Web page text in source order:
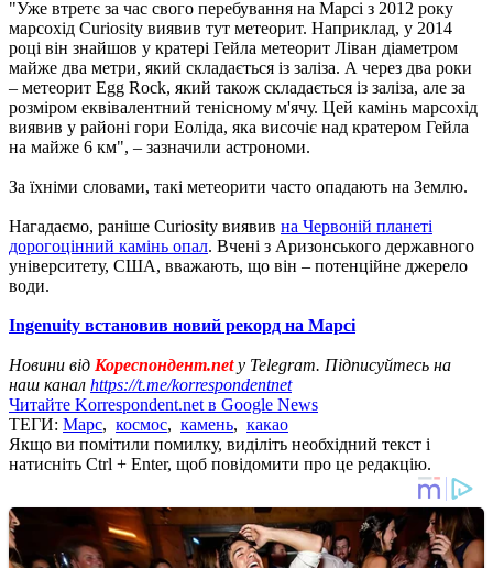
"Уже втретє за час свого перебування на Марсі з 2012 року
марсохід Curiosity виявив тут метеорит. Наприклад, у 2014
році він знайшов у кратері Гейла метеорит Ліван діаметром
майже два метри, який складається із заліза. А через два роки
– метеорит Egg Rock, який також складається із заліза, але за
розміром еквівалентний тенісному м'ячу. Цей камінь марсохід
виявив у районі гори Еоліда, яка височіє над кратером Гейла
на майже 6 км", – зазначили астрономи.
За їхніми словами, такі метеорити часто опадають на Землю.
Нагадаємо, раніше Curiosity виявив на Червоній планеті
дорогоцінний камінь опал. Вчені з Аризонського державного
університету, США, вважають, що він – потенційне джерело
води.
Ingenuity встановив новий рекорд на Марсі
Новини від Кореспондент.netу Telegram. Підписуйтесь на
наш канал https://t.me/korrespondentnet
Читайте Korrespondent.net в Google News
ТЕГИ: Марс, космос, камень, какао
Якщо ви помітили помилку, виділіть необхідний текст і
натисніть Ctrl + Enter, щоб повідомити про це редакцію.